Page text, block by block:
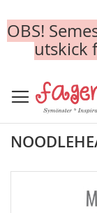
OBS!
utskick
to
Content